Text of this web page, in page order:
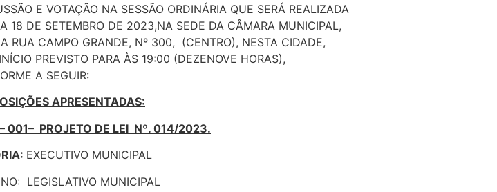
E VOTAÇÃO NA SESSÃO ORDINÁRIA QUE SERÁ REALIZADA
18 DE SETEMBRO DE 2023,NA SEDE DA CÂMARA MUNICIPAL,
RUA CAMPO GRANDE, Nº 300, (CENTRO), NESTA CIDADE,
PREVISTO PARA ÀS 19:00 (DEZENOVE HORAS),
A SEGUIR:
APRESENTADAS:
001– PROJETO DE LEI Nº. 014/2023.
EXECUTIVO MUNICIPAL
LEGISLATIVO MUNICIPAL